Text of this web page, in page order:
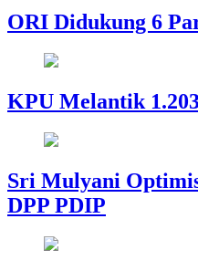
ORI Didukung 6
KPU Melantik
Sri Mulyani
DPP PDIP